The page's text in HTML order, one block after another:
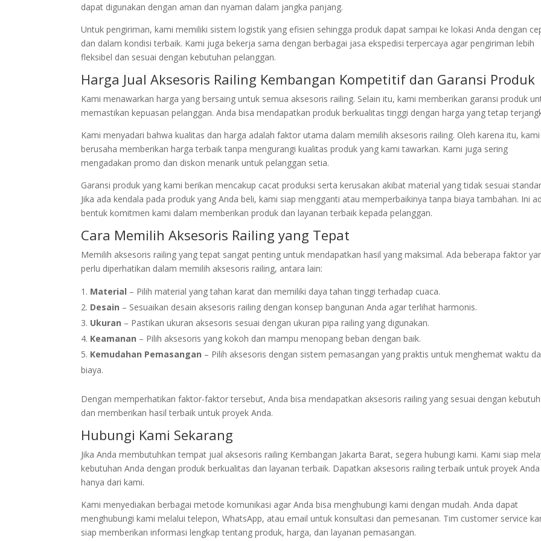
dapat digunakan dengan aman dan nyaman dalam jangka panjang.
Untuk pengiriman, kami memiliki sistem logistik yang efisien sehingga produk dapat sampai ke lokasi Anda dengan
dan dalam kondisi terbaik. Kami juga bekerja sama dengan berbagai jasa ekspedisi terpercaya agar pengiriman lebih
fleksibel dan sesuai dengan kebutuhan pelanggan.
Harga Jual Aksesoris Railing Kembangan Kompetitif dan Garansi Produk
Kami menawarkan harga yang bersaing untuk semua aksesoris railing. Selain itu, kami memberikan garansi produk
memastikan kepuasan pelanggan. Anda bisa mendapatkan produk berkualitas tinggi dengan harga yang tetap
Kami menyadari bahwa kualitas dan harga adalah faktor utama dalam memilih aksesoris railing. Oleh karena itu, kami
berusaha memberikan harga terbaik tanpa mengurangi kualitas produk yang kami tawarkan. Kami juga sering
mengadakan promo dan diskon menarik untuk pelanggan setia.
Garansi produk yang kami berikan mencakup cacat produksi serta kerusakan akibat material yang tidak sesuai
Jika ada kendala pada produk yang Anda beli, kami siap mengganti atau memperbaikinya tanpa biaya tambahan. Ini
bentuk komitmen kami dalam memberikan produk dan layanan terbaik kepada pelanggan.
Cara Memilih Aksesoris Railing yang Tepat
Memilih aksesoris railing yang tepat sangat penting untuk mendapatkan hasil yang maksimal. Ada beberapa faktor
perlu diperhatikan dalam memilih aksesoris railing, antara lain:
Material – Pilih material yang tahan karat dan memiliki daya tahan tinggi terhadap cuaca.
Desain – Sesuaikan desain aksesoris railing dengan konsep bangunan Anda agar terlihat harmonis.
Ukuran – Pastikan ukuran aksesoris sesuai dengan ukuran pipa railing yang digunakan.
Keamanan – Pilih aksesoris yang kokoh dan mampu menopang beban dengan baik.
Kemudahan Pemasangan – Pilih aksesoris dengan sistem pemasangan yang praktis untuk menghemat waktu
biaya.
Dengan memperhatikan faktor-faktor tersebut, Anda bisa mendapatkan aksesoris railing yang sesuai dengan
dan memberikan hasil terbaik untuk proyek Anda.
Hubungi Kami Sekarang
Jika Anda membutuhkan tempat jual aksesoris railing Kembangan Jakarta Barat, segera hubungi kami. Kami siap
kebutuhan Anda dengan produk berkualitas dan layanan terbaik. Dapatkan aksesoris railing terbaik untuk proyek Anda
hanya dari kami.
Kami menyediakan berbagai metode komunikasi agar Anda bisa menghubungi kami dengan mudah. Anda dapat
menghubungi kami melalui telepon, WhatsApp, atau email untuk konsultasi dan pemesanan. Tim customer service
siap memberikan informasi lengkap tentang produk, harga, dan layanan pemasangan.